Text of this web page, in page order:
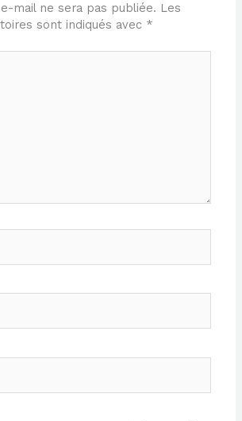
mail ne sera pas publiée. Les
sont indiqués avec *